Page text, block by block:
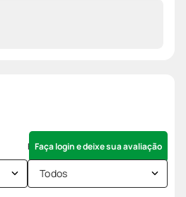
Faça login e deixe sua avaliação
Todos